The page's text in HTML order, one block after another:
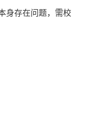
身存在问题，需校